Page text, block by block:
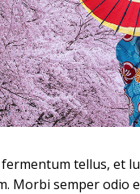
tellus, et
Morbi semper odio